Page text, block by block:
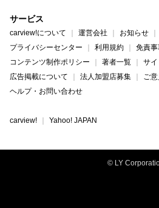
サービス
carview!について 運営会社 お知らせ
プライバシーセンター
利用規約
免責
コンテンツ制作ポリシー
著者一覧
サ
広告掲載について
法人加盟店募集
ご
ヘルプ・お問い合わせ
carview! Yahoo! JAPAN
© LY